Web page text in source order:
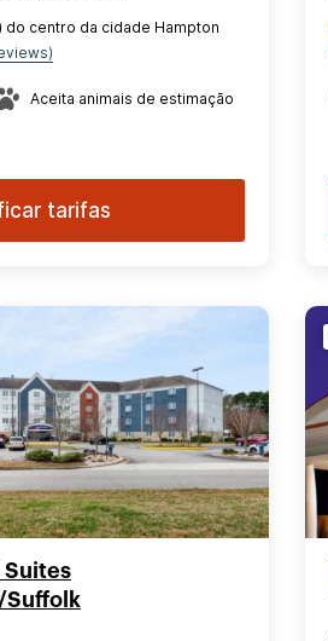
do centro da cidade Hampton
Aceita animais de estimação
tarifas
Suites
Suffolk